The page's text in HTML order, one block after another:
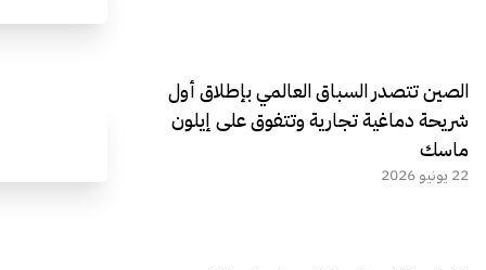
الصين تتصدر السباق العالمي بإطلاق أول
شريحة دماغية تجارية وتتفوق على إيلون
ماسك
22 يونيو 2026